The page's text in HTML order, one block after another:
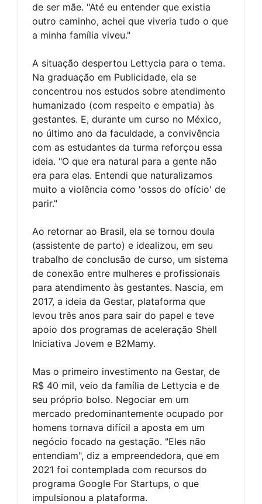
de ser mãe. "Até eu entender que existia
outro caminho, achei que viveria tudo o que
a minha família viveu."
A situação despertou Lettycia para o tema.
Na graduação em Publicidade, ela se
concentrou nos estudos sobre atendimento
humanizado (com respeito e empatia) às
gestantes. E, durante um curso no México,
no último ano da faculdade, a convivência
com as estudantes da turma reforçou essa
ideia. "O que era natural para a gente não
era para elas. Entendi que naturalizamos
muito a violência como 'ossos do ofício' de
parir."
Ao retornar ao Brasil, ela se tornou doula
(assistente de parto) e idealizou, em seu
trabalho de conclusão de curso, um sistema
de conexão entre mulheres e profissionais
para atendimento às gestantes. Nascia, em
2017, a ideia da Gestar, plataforma que
levou três anos para sair do papel e teve
apoio dos programas de aceleração Shell
Iniciativa Jovem e B2Mamy.
Mas o primeiro investimento na Gestar, de
R$ 40 mil, veio da família de Lettycia e de
seu próprio bolso. Negociar em um
mercado predominantemente ocupado por
homens tornava difícil a aposta em um
negócio focado na gestação. "Eles não
entendiam", diz a empreendedora, que em
2021 foi contemplada com recursos do
programa Google For Startups, o que
impulsionou a plataforma.